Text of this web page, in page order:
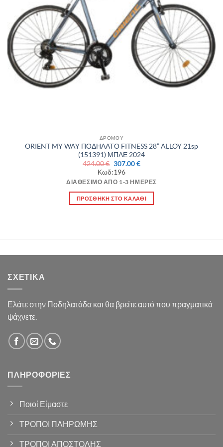
ΔΡΟΜΟΥ
ORIENT MY WAY ΠΟΔΗΛΑΤΟ FITNESS 28” ALLOY 21sp
(151391) ΜΠΛΕ 2024
424.00€ Original
price
was:
424.00 €.
307.00€Η
είναι:
Κωδ:196
ΔΙΑΘΈΣΙΜΟ ΑΠΌ 1-3 ΗΜΈΡΕΣ
ΠΡΟΣΘΉΚΗ ΣΤΟ ΚΑΛΆΘΙ
ΣΧΕΤΙΚΆ
Ελάτε στην Ποδηλατάδα και θα βρείτε αυτό που πραγματικά
ψάχνετε.
ΠΛΗΡΟΦΟΡΊΕΣ
Ποιοί Είμαστε
ΤΡΟΠΟΙ ΠΛΗΡΩΜΗΣ
ΤΡΟΠΟΙ ΑΠΟΣΤΟΛΗΣ